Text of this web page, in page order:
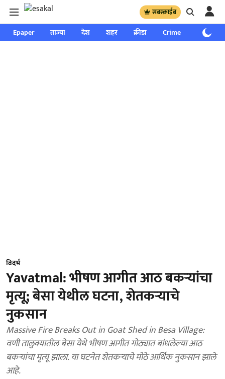
सबस्क्राईब
Epaper ताज्या देश शहर क्रीडा Crime साप्ताहिक
विदर्भ
Yavatmal: भीषण आगीत आठ बकर्‍यांचा
मृत्यू; बेसा येथील घटना, शेतकर्‍याचे
नुकसान
Massive Fire Breaks Out in Goat Shed in Besa Village:
वणी तालुक्यातील बेसा येथे भीषण आगीत गोठ्यात बांधलेल्या आठ
बकर्‍यांचा मृत्यू झाला. या घटनेत शेतकऱ्याचे मोठे आर्थिक नुकसान झाले
आहे.